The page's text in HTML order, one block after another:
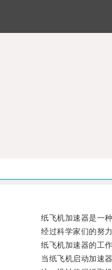
纸飞机加速器是一种
经过科学家们的努力
纸飞机加速器的工作
当纸飞机启动加速器